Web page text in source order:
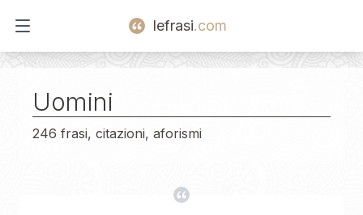
Open main menu
lefrasi.com
Uomini
246 frasi, citazioni, aforismi